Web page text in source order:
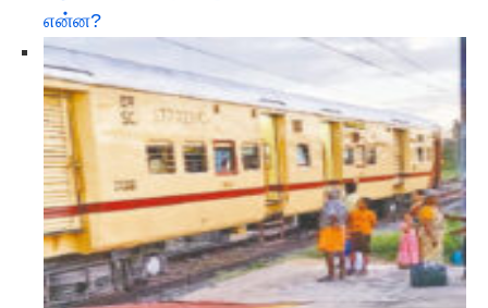
என்ன?